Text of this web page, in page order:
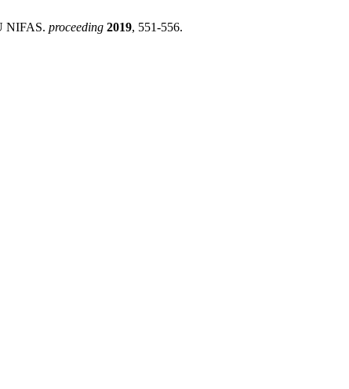
NIFAS. proceeding 2019, 551-556.